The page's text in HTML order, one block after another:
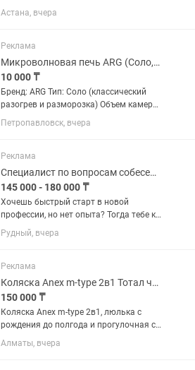
спального места 120х60см Механизм
качания: маятниковый Регулировка
стенка:съемная Колеса: 4
поворотных...
Астана, вчера
Реклама
Микроволновая печь ARG (Соло, 20 л, 700 Вт) Белая
10 000 ₸
Бренд: ARG Тип: Соло (классический
разогрев и разморозка) Объем камеры:
20 литров Мощность микроволн: 700
Вт Тип управления: Механическое
Количество уровней мощности: 5...
Петропавловск, вчера
Реклама
Специалист по вопросам собеседования в крупную торговую сеть магазинов
145 000 - 180 000 ₸
Хочешь быстрый старт в новой
профессии, но нет опыта? Тогда тебе к
нам! Что мы предлагаем: Работа в
одном из крупнейших контактных
известными компаниями...
Рудный, вчера
Реклама
Коляска Anex m-type 2в1 Тотал черный цвет,люлька 0-6 мес,прогулочная от6мес
150 000 ₸
Коляска Anex m-type 2в1, люлька с
рождения до полгода и прогулочная с
6 месяцев, наклоняется до
175градусов- поэтому подходит даже с
Алматы, вчера